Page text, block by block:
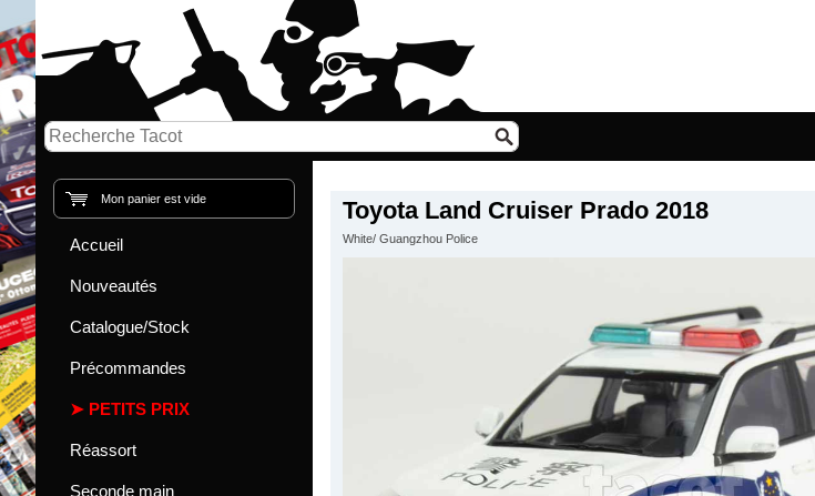
Toyota Land Cruiser Prado 2018
White/ Guangzhou Police
Mon panier est vide
Accueil
Nouveautés
Catalogue/Stock
Précommandes
PETITS PRIX
Réassort
Seconde main